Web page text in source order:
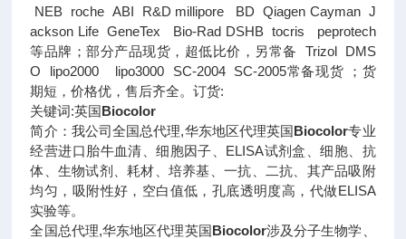
NEB roche ABI R&D millipore BD Qiagen Cayman J
ackson Life GeneTex Bio-Rad DSHB tocris peprotech
等品牌；部分产品现货，超低比价，另常备 Trizol DMS
O lipo2000 lipo3000 SC-2004 SC-2005常备现货 ；货
期短，价格优，售后齐全。订货:
关键词:英国Biocolor
简介：我公司全国总代理,华东地区代理英国Biocolor专业
经营进口胎牛血清、细胞因子、ELISA试剂盒、细胞、抗
体、生物试剂、耗材、培养基、一抗、二抗、其产品吸附
均匀，吸附性好，空白值低，孔底透明度高，代做ELISA
实验等。
全国总代理,华东地区代理英国Biocolor涉及分子生物学、